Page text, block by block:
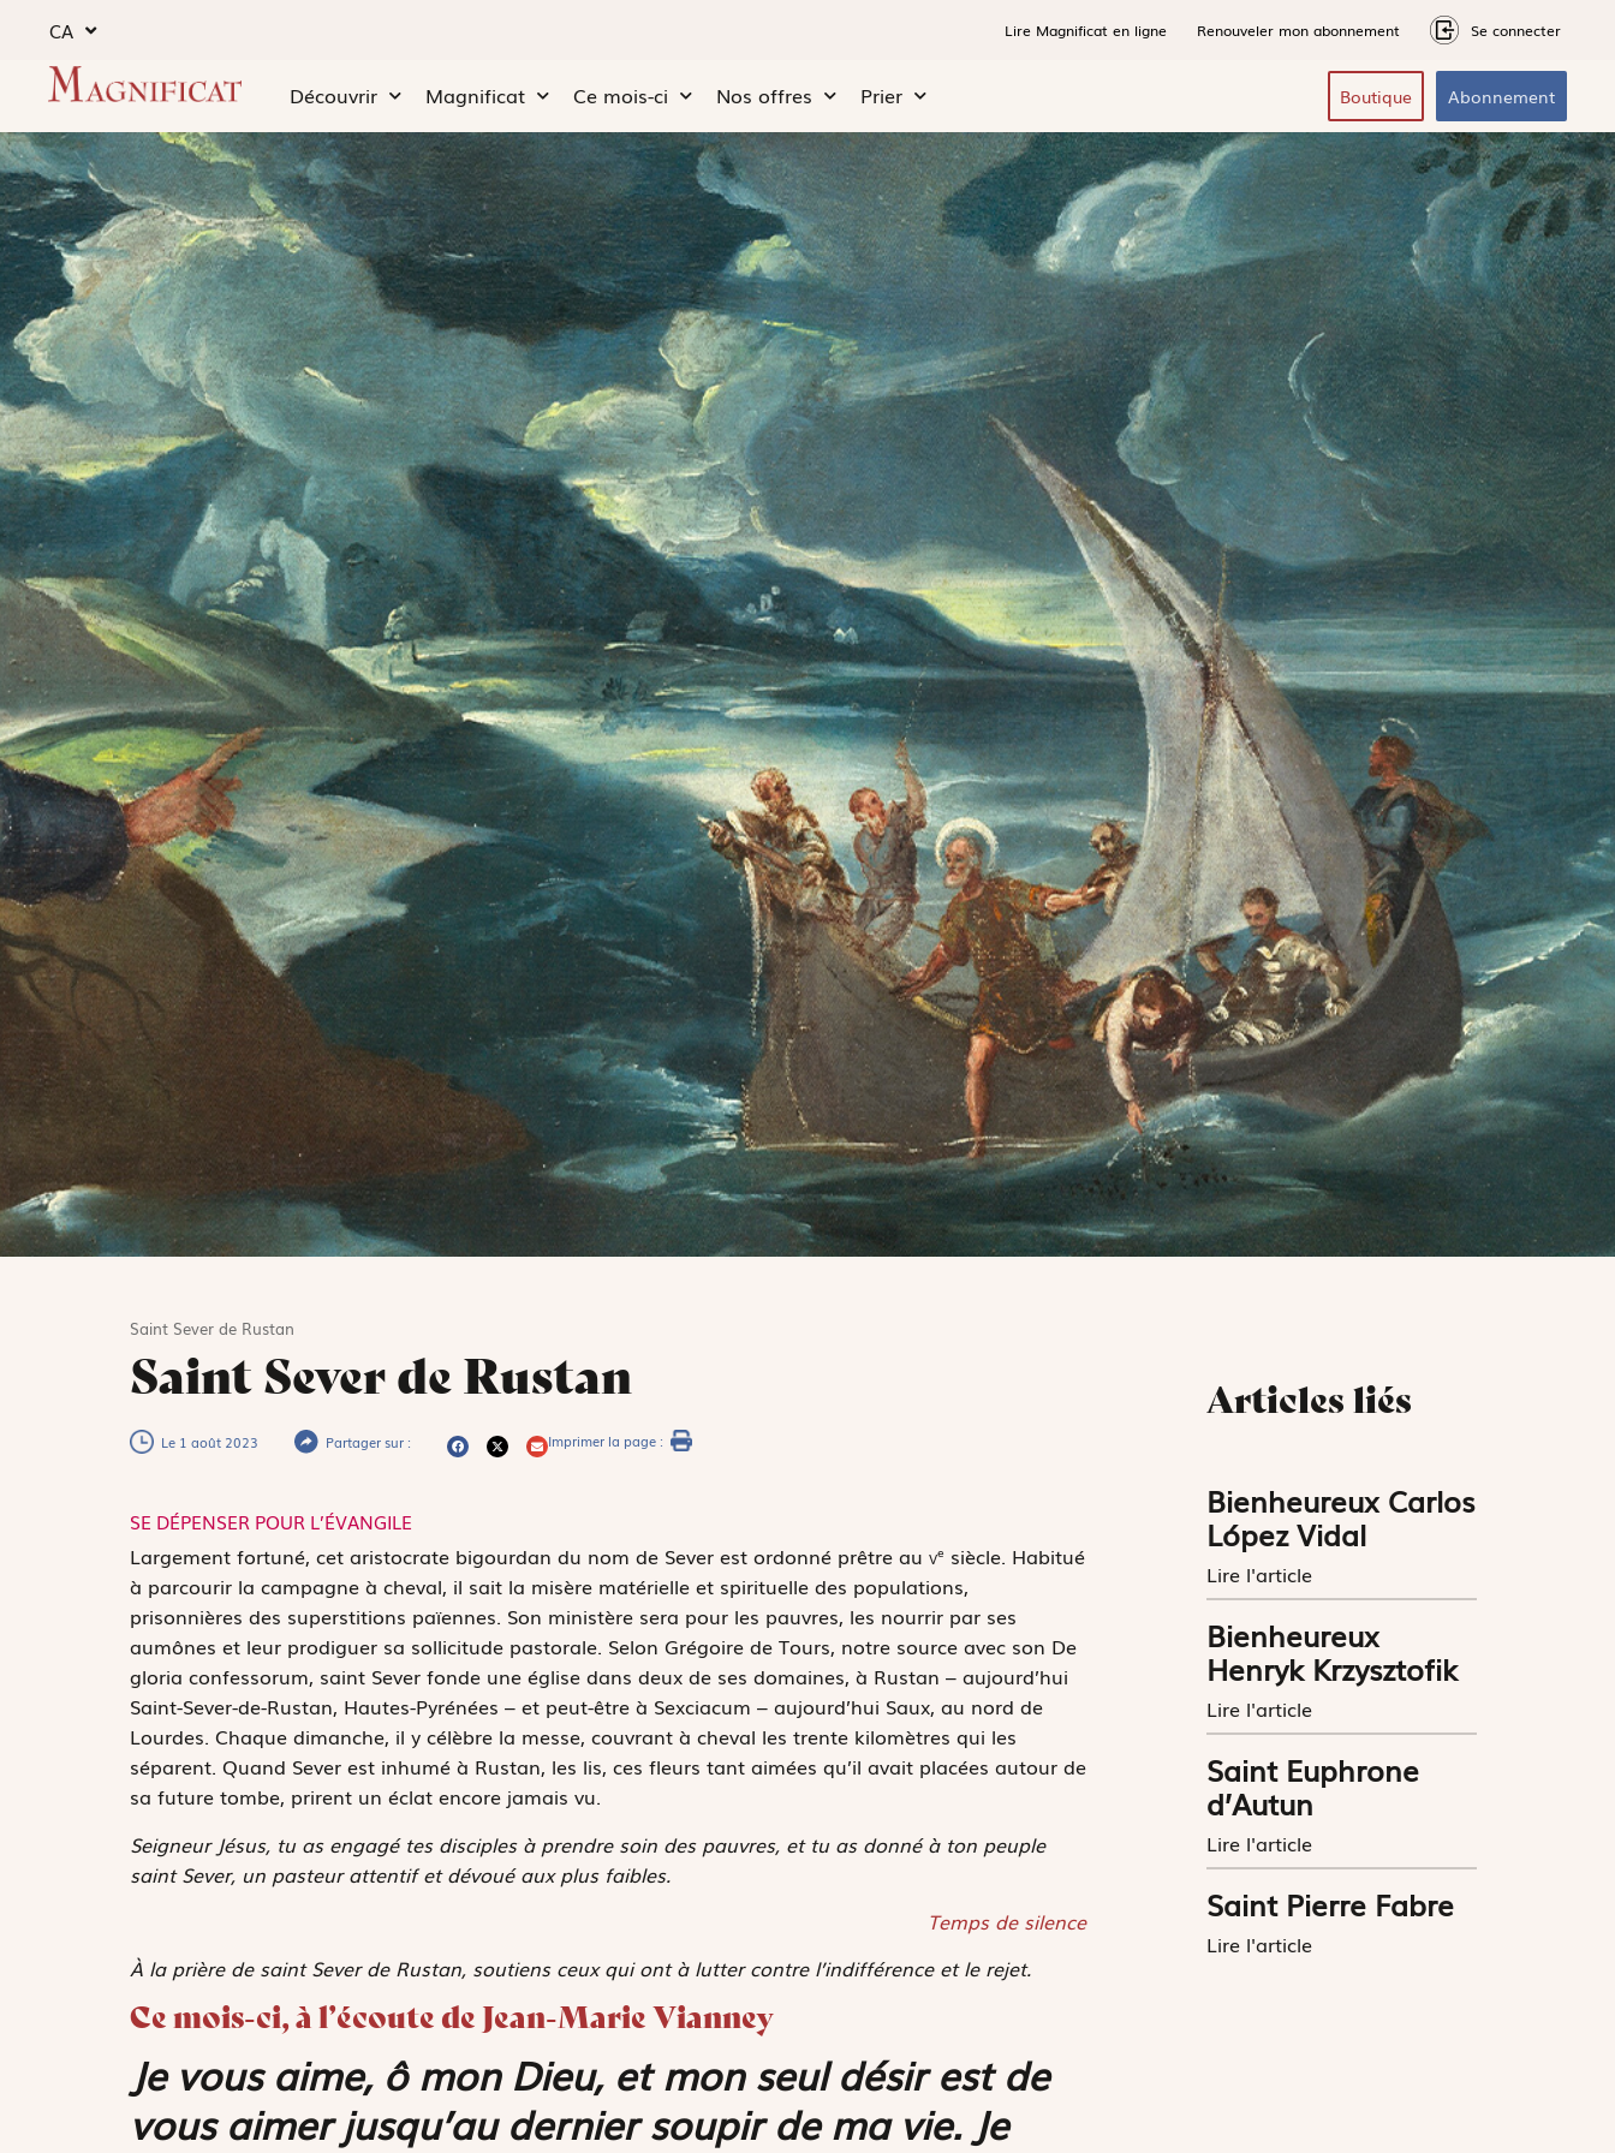
CA Lire Magnificat en ligne Renouveler mon abonnement Se connecter
Découvrir Magnificat Ce mois-ci Nos offres Prier Boutique Abonnement
Saint Sever de Rustan
Saint Sever de Rustan
Le 1 août 2023 Partager sur : Imprimer la page :
SE DÉPENSER POUR L’ÉVANGILE
Largement fortuné, cet aristocrate bigourdan du nom de Sever est ordonné prêtre au ve siècle. Habitué
à parcourir la campagne à cheval, il sait la misère matérielle et spirituelle des populations,
prisonnières des superstitions païennes. Son ministère sera pour les pauvres, les nourrir par ses
aumônes et leur prodiguer sa sollicitude pastorale. Selon Grégoire de Tours, notre source avec son De
gloria confessorum, saint Sever fonde une église dans deux de ses domaines, à Rustan – aujourd’hui
Saint-Sever-de-Rustan, Hautes-Pyrénées – et peut-être à Sexciacum – aujourd’hui Saux, au nord de
Lourdes. Chaque dimanche, il y célèbre la messe, couvrant à cheval les trente kilomètres qui les
séparent. Quand Sever est inhumé à Rustan, les lis, ces fleurs tant aimées qu’il avait placées autour de
sa future tombe, prirent un éclat encore jamais vu.
Seigneur Jésus, tu as engagé tes disciples à prendre soin des pauvres, et tu as donné à ton peuple
saint Sever, un pasteur attentif et dévoué aux plus faibles.
Temps de silence
À la prière de saint Sever de Rustan, soutiens ceux qui ont à lutter contre l’indifférence et le rejet.
Ce mois-ci, à l’écoute de Jean-Marie Vianney
Je vous aime, ô mon Dieu, et mon seul désir est de
vous aimer jusqu’au dernier soupir de ma vie. Je
Articles liés
Bienheureux Carlos
López Vidal
Lire l'article
Bienheureux
Henryk Krzysztofik
Lire l'article
Saint Euphrone
d’Autun
Lire l'article
Saint Pierre Fabre
Lire l'article